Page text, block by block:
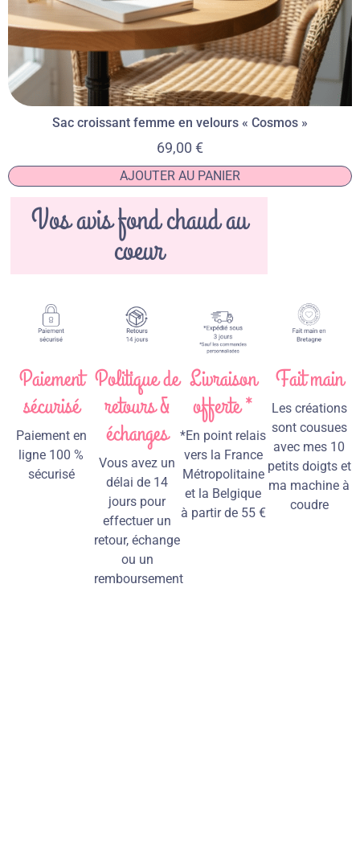
Sac croissant femme en velours « Cosmos »
69,00 €
AJOUTER AU PANIER
Vos avis fond chaud au
coeur
Paiement
sécurisé
Paiement en
ligne 100 %
sécurisé
Politique de
retours &
échanges
Vous avez un
délai de 14
jours pour
effectuer un
retour, échange
ou un
remboursement
Livraison
offerte *
*En point relais
vers la France
Métropolitaine
et la Belgique
à partir de 55 €
Fait main
Les créations
sont cousues
avec mes 10
petits doigts et
ma machine à
coudre